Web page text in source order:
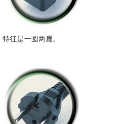
征是一圆两扁。